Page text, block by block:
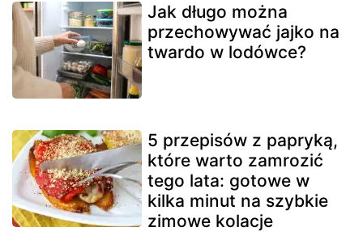
Jak długo można
przechowywać jajko na
twardo w lodówce?
5 przepisów z papryką,
które warto zamrozić
tego lata: gotowe w
kilka minut na szybkie
zimowe kolacje